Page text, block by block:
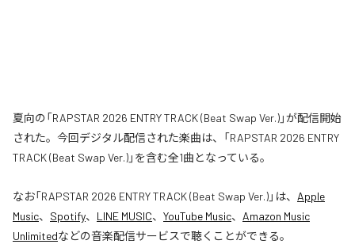
夏向の「RAPSTAR 2026 ENTRY TRACK (Beat Swap Ver.)」が配信開始
された。今回デジタル配信された楽曲は、「RAPSTAR 2026 ENTRY
TRACK (Beat Swap Ver.)」を含む全1曲となっている。
なお「RAPSTAR 2026 ENTRY TRACK (Beat Swap Ver.)」は、 Apple
Music、 Spotify、 LINE MUSIC、 YouTube Music、 Amazon Music
Unlimitedなどの音楽配信サービスで聴くことができる。